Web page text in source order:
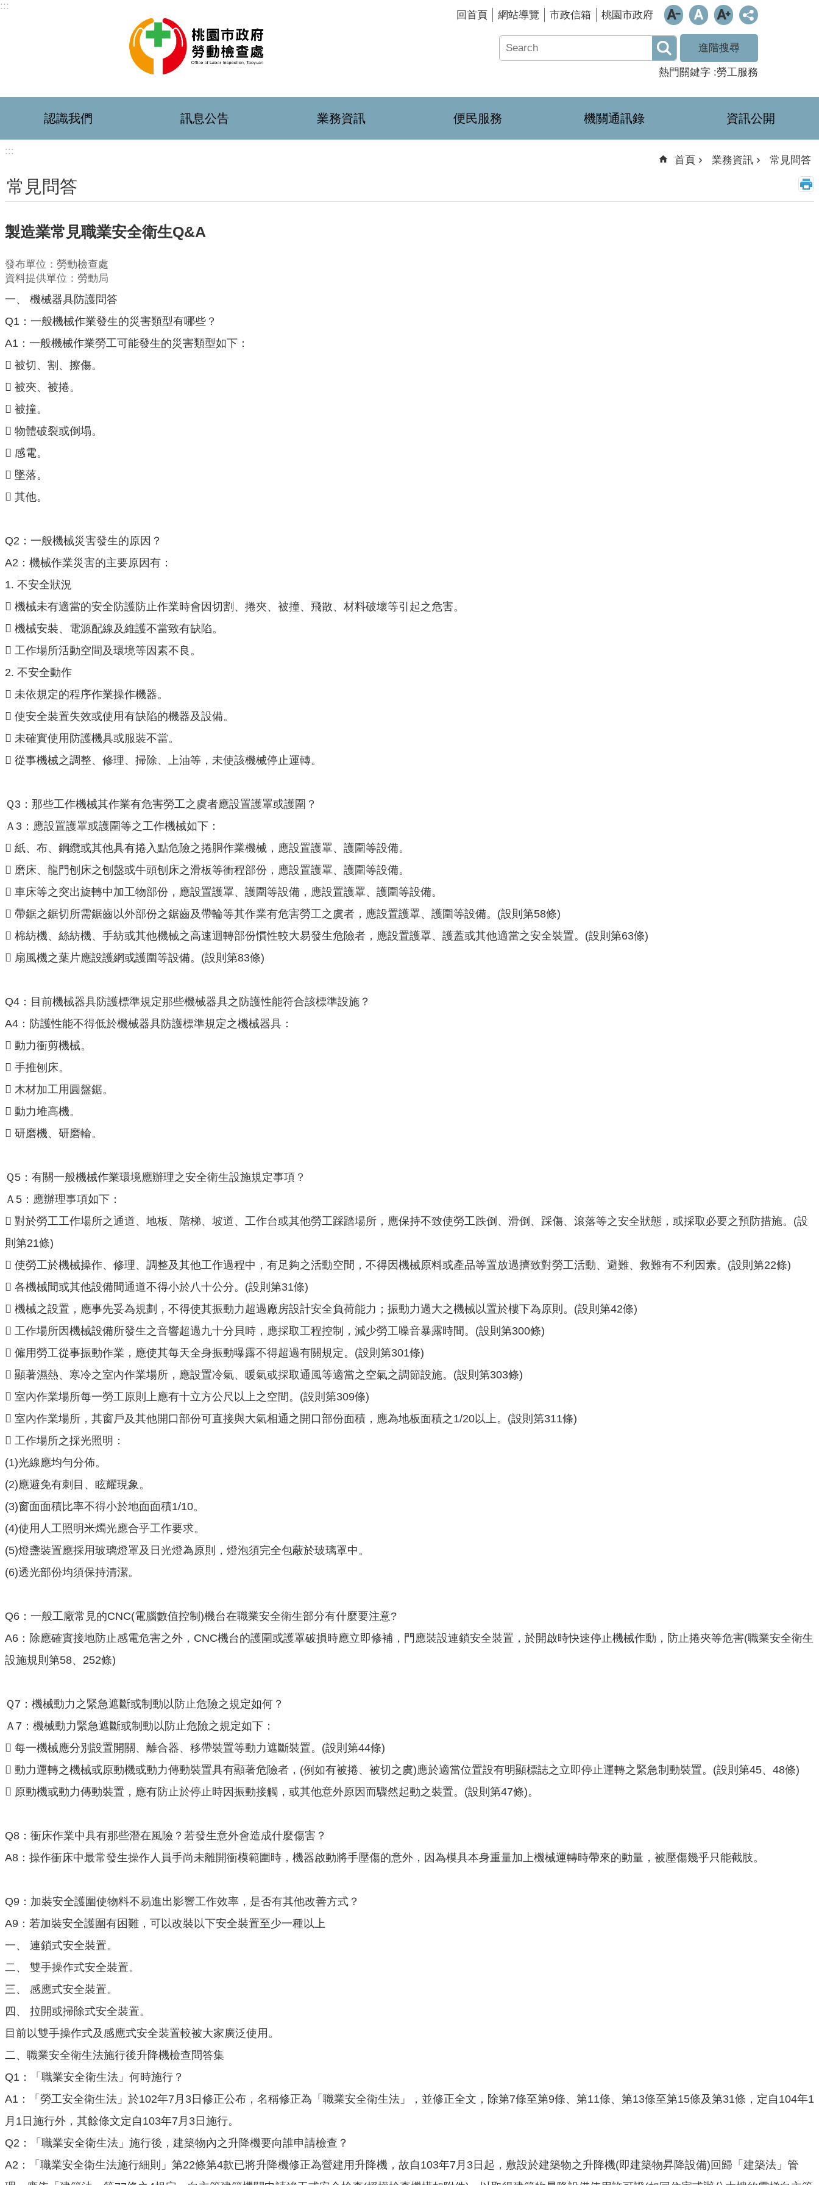
跳到主要內容區塊
:::
回首頁 網站導覽 市政信箱 桃園市政府
進階搜尋
熱門關鍵字 勞工服務
認識我們 訊息公告 業務資訊 便民服務 機關通訊錄 資訊公開
:::
首頁 業務資訊 常見問答
常見問答
製造業常見職業安全衛生Q&A
發布單位：勞動檢查處
資料提供單位：勞動局
一、 機械器具防護問答
Q1：一般機械作業發生的災害類型有哪些？
A1：一般機械作業勞工可能發生的災害類型如下：
 被切、割、擦傷。
 被夾、被捲。
 被撞。
 物體破裂或倒塌。
 感電。
 墜落。
 其他。
Q2：一般機械災害發生的原因？
A2：機械作業災害的主要原因有：
1. 不安全狀況
 機械未有適當的安全防護防止作業時會因切割、捲夾、被撞、飛散、材料破壞等引起之危害。
 機械安裝、電源配線及維護不當致有缺陷。
 工作場所活動空間及環境等因素不良。
2. 不安全動作
 未依規定的程序作業操作機器。
 使安全裝置失效或使用有缺陷的機器及設備。
 未確實使用防護機具或服裝不當。
 從事機械之調整、修理、掃除、上油等，未使該機械停止運轉。
Ｑ3：那些工作機械其作業有危害勞工之虞者應設置護罩或護圍？
Ａ3：應設置護罩或護圍等之工作機械如下：
 紙、布、鋼纜或其他具有捲入點危險之捲胴作業機械，應設置護罩、護圍等設備。
 磨床、龍門刨床之刨盤或牛頭刨床之滑板等衝程部份，應設置護罩、護圍等設備。
 車床等之突出旋轉中加工物部份，應設置護罩、護圍等設備，應設置護罩、護圍等設備。
 帶鋸之鋸切所需鋸齒以外部份之鋸齒及帶輪等其作業有危害勞工之虞者，應設置護罩、護圍等設備。(設則第58條)
 棉紡機、絲紡機、手紡或其他機械之高速迴轉部份慣性較大易發生危險者，應設置護罩、護蓋或其他適當之安全裝置。(設則第63條)
 扇風機之葉片應設護網或護圍等設備。(設則第83條)
Q4：目前機械器具防護標準規定那些機械器具之防護性能符合該標準設施？
A4：防護性能不得低於機械器具防護標準規定之機械器具：
 動力衝剪機械。
 手推刨床。
 木材加工用圓盤鋸。
 動力堆高機。
 研磨機、研磨輪。
Ｑ5：有關一般機械作業環境應辦理之安全衛生設施規定事項？
Ａ5：應辦理事項如下：
 對於勞工工作場所之通道、地板、階梯、坡道、工作台或其他勞工踩踏場所，應保持不致使勞工跌倒、滑倒、踩傷、滾落等之安全狀態，或採取必要之預防措施。(設
則第21條)
 使勞工於機械操作、修理、調整及其他工作過程中，有足夠之活動空間，不得因機械原料或產品等置放過擠致對勞工活動、避難、救難有不利因素。(設則第22條)
 各機械間或其他設備間通道不得小於八十公分。(設則第31條)
 機械之設置，應事先妥為規劃，不得使其振動力超過廠房設計安全負荷能力；振動力過大之機械以置於樓下為原則。(設則第42條)
 工作場所因機械設備所發生之音響超過九十分貝時，應採取工程控制，減少勞工噪音暴露時間。(設則第300條)
 僱用勞工從事振動作業，應使其每天全身振動曝露不得超過有關規定。(設則第301條)
 顯著濕熱、寒冷之室內作業場所，應設置冷氣、暖氣或採取通風等適當之空氣之調節設施。(設則第303條)
 室內作業場所每一勞工原則上應有十立方公尺以上之空間。(設則第309條)
 室內作業場所，其窗戶及其他開口部份可直接與大氣相通之開口部份面積，應為地板面積之1/20以上。(設則第311條)
 工作場所之採光照明：
(1)光線應均勻分佈。
(2)應避免有刺目、眩耀現象。
(3)窗面面積比率不得小於地面面積1/10。
(4)使用人工照明米燭光應合乎工作要求。
(5)燈盞裝置應採用玻璃燈罩及日光燈為原則，燈泡須完全包蔽於玻璃罩中。
(6)透光部份均須保持清潔。
Q6：一般工廠常見的CNC(電腦數值控制)機台在職業安全衛生部分有什麼要注意?
A6：除應確實接地防止感電危害之外，CNC機台的護圍或護罩破損時應立即修補，門應裝設連鎖安全裝置，於開啟時快速停止機械作動，防止捲夾等危害(職業安全衛生
設施規則第58、252條)
Ｑ7：機械動力之緊急遮斷或制動以防止危險之規定如何？
Ａ7：機械動力緊急遮斷或制動以防止危險之規定如下：
 每一機械應分別設置開關、離合器、移帶裝置等動力遮斷裝置。(設則第44條)
 動力運轉之機械或原動機或動力傳動裝置具有顯著危險者，(例如有被捲、被切之虞)應於適當位置設有明顯標誌之立即停止運轉之緊急制動裝置。(設則第45、48條)
 原動機或動力傳動裝置，應有防止於停止時因振動接觸，或其他意外原因而驟然起動之裝置。(設則第47條)。
Q8：衝床作業中具有那些潛在風險？若發生意外會造成什麼傷害？
A8：操作衝床中最常發生操作人員手尚未離開衝模範圍時，機器啟動將手壓傷的意外，因為模具本身重量加上機械運轉時帶來的動量，被壓傷幾乎只能截肢。
Q9：加裝安全護圍使物料不易進出影響工作效率，是否有其他改善方式？
A9：若加裝安全護圍有困難，可以改裝以下安全裝置至少一種以上
一、 連鎖式安全裝置。
二、 雙手操作式安全裝置。
三、 感應式安全裝置。
四、 拉開或掃除式安全裝置。
目前以雙手操作式及感應式安全裝置較被大家廣泛使用。
二、職業安全衛生法施行後升降機檢查問答集
Q1：「職業安全衛生法」何時施行？
A1：「勞工安全衛生法」於102年7月3日修正公布，名稱修正為「職業安全衛生法」，並修正全文，除第7條至第9條、第11條、第13條至第15條及第31條，定自104年1
月1日施行外，其餘條文定自103年7月3日施行。
Q2：「職業安全衛生法」施行後，建築物內之升降機要向誰申請檢查？
A2：「職業安全衛生法施行細則」第22條第4款已將升降機修正為營建用升降機，故自103年7月3日起，敷設於建築物之升降機(即建築物昇降設備)回歸「建築法」管